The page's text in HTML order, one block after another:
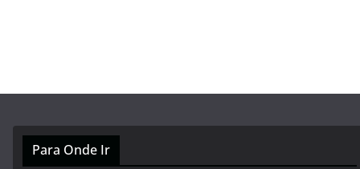
Para Onde Ir